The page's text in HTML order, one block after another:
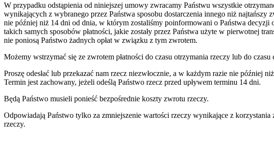
W przypadku odstąpienia od niniejszej umowy zwracamy Państwu wszystkie
wynikających z wybranego przez Państwa sposobu dostarczenia innego niż
nie później niż 14 dni od dnia, w którym zostaliśmy poinformowani o Państwa
takich samych sposobów płatności, jakie zostały przez Państwa użyte w pierwotnej
nie poniosą Państwo żadnych opłat w związku z tym zwrotem.
Możemy wstrzymać się ze zwrotem płatności do czasu otrzymania rzeczy lub do
Proszę odesłać lub przekazać nam rzecz niezwłocznie, a w każdym razie nie
Termin jest zachowany, jeżeli odeślą Państwo rzecz przed upływem terminu 14 dni.
Będą Państwo musieli ponieść bezpośrednie koszty zwrotu rzeczy.
Odpowiadają Państwo tylko za zmniejszenie wartości rzeczy wynikające z
rzeczy.